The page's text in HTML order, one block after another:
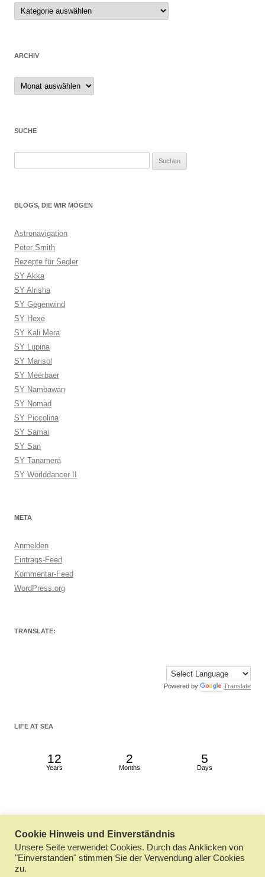
ARCHIV
Archiv
SUCHE
BLOGS, DIE WIR MÖGEN
Astronavigation
Peter Smith
Rezepte für Segler
SY Akka
SY Alrisha
SY Gegenwind
SY Hexe
SY Kali Mera
SY Lupina
SY Marisol
SY Meerbaer
SY Nambawan
SY Nomad
SY Piccolina
SY Samai
SY San
SY Tanamera
SY Worlddancer II
META
Anmelden
Eintrags-Feed
Kommentar-Feed
WordPress.org
TRANSLATE:
Powered by Translate
LIFE AT SEA
12
Years
2
Months
5
Days
Datenschutzerklärung Stolz präsentiert von WordPress
Cookie Hinweis und Einverständnis
Unsere Seite verwendet Cookies. Durch das Anklicken von
"Einverstanden" stimmen Sie der Verwendung aller Cookies
zu.